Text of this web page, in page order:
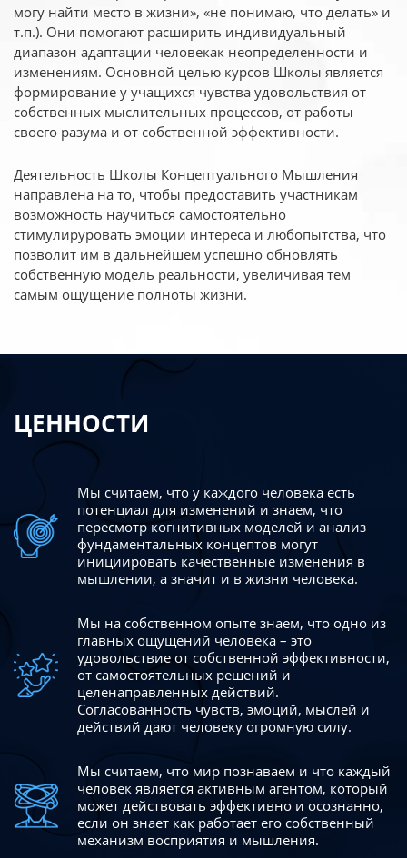
могу найти место в жизни», «не понимаю, что делать» и
т.п.). Они помогают расширить индивидуальный
диапазон адаптации человекак неопределенности и
изменениям. Основной целью курсов Школы является
формирование у учащихся чувства удовольствия от
собственных мыслительных процессов, от работы
своего разума и от собственной эффективности.
Деятельность Школы Концептуального Мышления
направлена на то, чтобы предоставить участникам
возможность научиться самостоятельно
стимулируровать эмоции интереса и любопытства, что
позволит им в дальнейшем успешно обновлять
собственную модель реальности, увеличивая тем
самым ощущение полноты жизни.
ЦЕННОСТИ
Мы считаем, что у каждого человека есть
потенциал для изменений и знаем, что
пересмотр когнитивных моделей и анализ
фундаментальных концептов могут
инициировать качественные изменения в
мышлении, а значит и в жизни человека.
Мы на собственном опыте знаем, что одно из
главных ощущений человека – это
удовольствие от собственной эффективности,
от самостоятельных решений и
целенаправленных действий.
Согласованность чувств, эмоций, мыслей и
действий дают человеку огромную силу.
Мы считаем, что мир познаваем и что каждый
человек является активным агентом, который
может действовать эффективно и осознанно,
если он знает как работает его собственный
механизм восприятия и мышления.